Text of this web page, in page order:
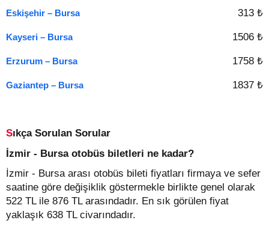
Eskişehir – Bursa 313 ₺
Kayseri – Bursa 1506 ₺
Erzurum – Bursa 1758 ₺
Gaziantep – Bursa 1837 ₺
Sıkça Sorulan Sorular
İzmir - Bursa otobüs biletleri ne kadar?
İzmir - Bursa arası otobüs bileti fiyatları firmaya ve sefer
saatine göre değişiklik göstermekle birlikte genel olarak
522 TL ile 876 TL arasındadır. En sık görülen fiyat
yaklaşık 638 TL civarındadır.